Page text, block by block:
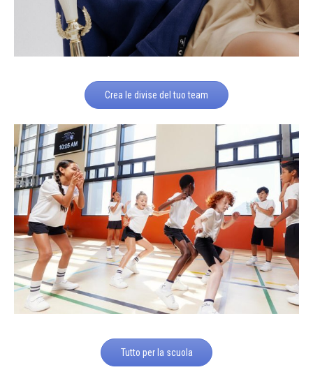
Crea le divise del tuo team
Tutto per la scuola